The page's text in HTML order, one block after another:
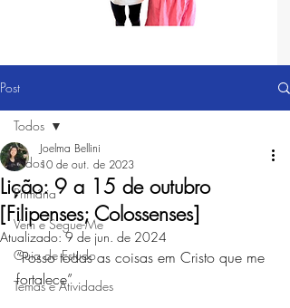
Post
Todos
Primária
Vem e Segue-Me
Guia de Estudo
Temas e Atividades
Todos
Lição: 9 a 15 de outubro
[Filipenses; Colossenses]
Joelma Bellini
10 de out. de 2023
Atualizado:9 de jun. de 2024
“Posso todas as coisas em Cristo que me
fortalece”